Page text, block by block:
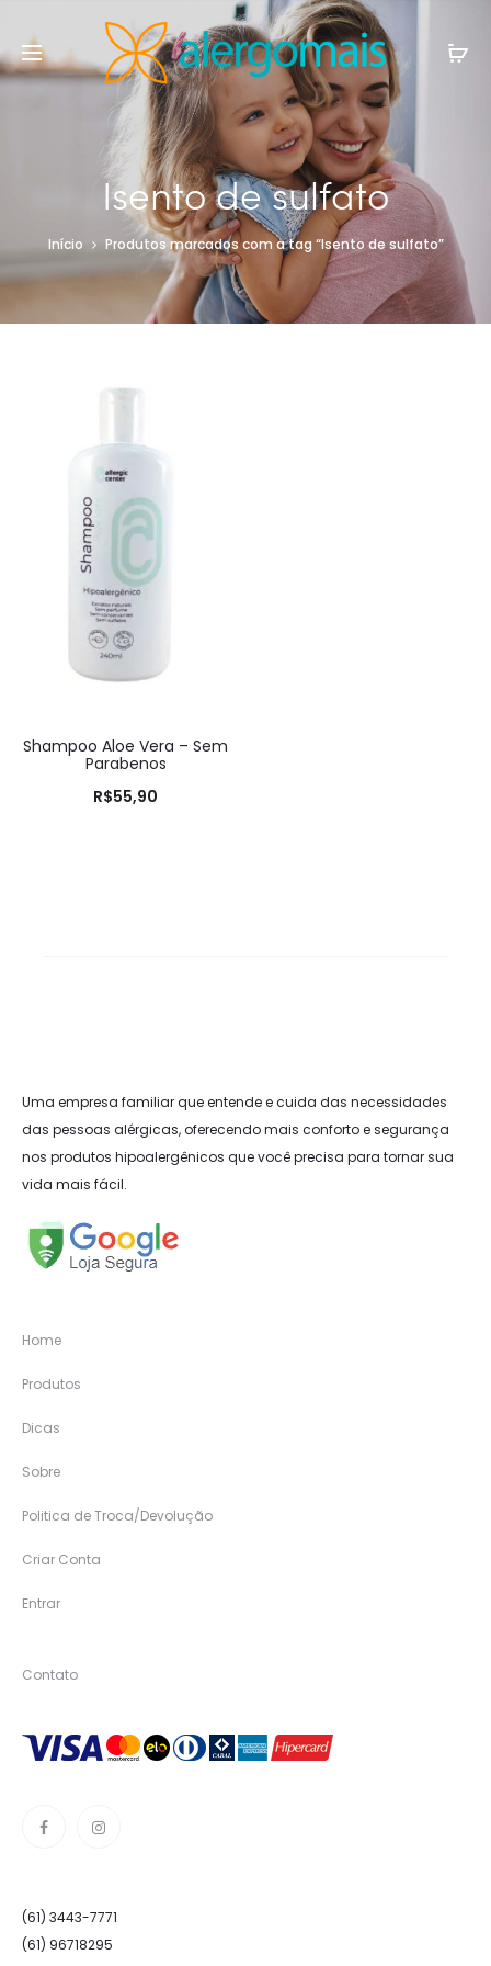
Isento de sulfato
Início Produtos marcados com a tag “Isento de sulfato”
Shampoo Aloe Vera – Sem
Parabenos
R$55,90
Uma empresa familiar que entende e cuida das necessidades
das pessoas alérgicas, oferecendo mais conforto e segurança
nos produtos hipoalergênicos que você precisa para tornar sua
vida mais fácil.
Home
Produtos
Dicas
Sobre
Politica de Troca/Devolução
Criar Conta
Entrar
Contato
(61) 3443-7771
(61) 96718295